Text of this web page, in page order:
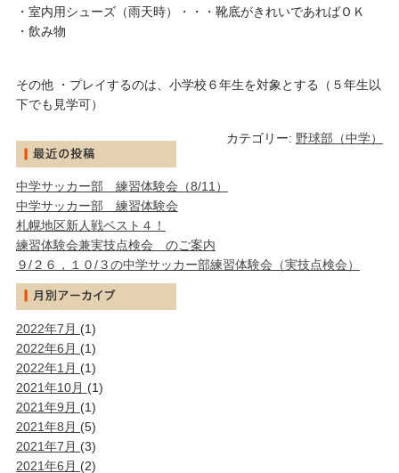
・室内用シューズ（雨天時）・・・靴底がきれいであればＯＫ
・飲み物
その他 ・プレイするのは、小学校６年生を対象とする（５年生以
下でも見学可）
カテゴリー: 野球部（中学）
中学サッカー部 練習体験会（8/11）
中学サッカー部 練習体験会
札幌地区新人戦ベスト４！
練習体験会兼実技点検会 のご案内
９/２６，１０/３の中学サッカー部練習体験会（実技点検会）
2022年7月 (1)
2022年6月 (1)
2022年1月 (1)
2021年10月 (1)
2021年9月 (1)
2021年8月 (5)
2021年7月 (3)
2021年6月 (2)